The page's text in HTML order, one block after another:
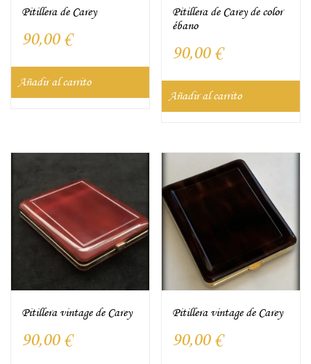
Pitillera de Carey
90,00 €
Añadir al carrito
Pitillera de Carey de color
ébano
90,00 €
Añadir al carrito
Pitillera vintage de Carey
90,00 €
Pitillera vintage de Carey
90,00 €